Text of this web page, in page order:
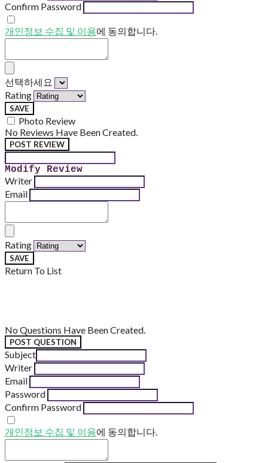
Confirm Password
개인정보 수집 및 이용에 동의합니다.
선택하세요
Rating
SAVE
Photo Review
No Reviews Have Been Created.
POST REVIEW
Modify Review
Writer
Email
Rating
SAVE
Return To List
No Questions Have Been Created.
POST QUESTION
Subject
Writer
Email
Password
Confirm Password
개인정보 수집 및 이용에 동의합니다.